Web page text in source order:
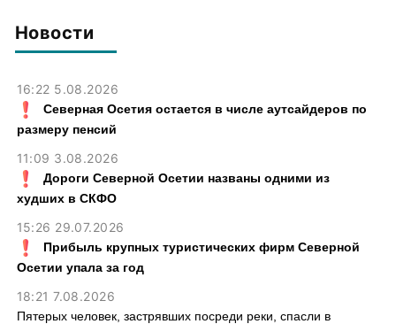
Новости
16:22 5.08.2026
Северная Осетия остается в числе аутсайдеров по
размеру пенсий
11:09 3.08.2026
Дороги Северной Осетии названы одними из
худших в СКФО
15:26 29.07.2026
Прибыль крупных туристических фирм Северной
Осетии упала за год
18:21 7.08.2026
Пятерых человек, застрявших посреди реки, спасли в